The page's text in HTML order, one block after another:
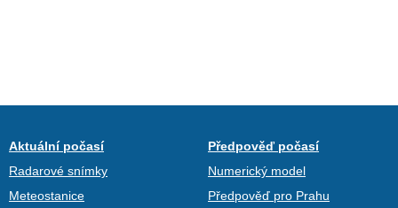
Aktuální počasí
Radarové snímky
Meteostanice
Předpověď počasí
Numerický model
Předpověď pro Prahu